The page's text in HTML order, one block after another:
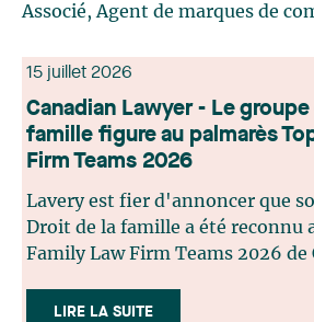
Associé, Agent de marques de
15 juillet 2026
Canadian Lawyer - Le
famille figure au palmarès
Firm Teams 2026
Lavery est fier d'annoncer que
Droit de la famille a été reconnu
Family Law Firm Teams 2026 de
sélection rigoureux, fondé sur
LIRE LA SUITE